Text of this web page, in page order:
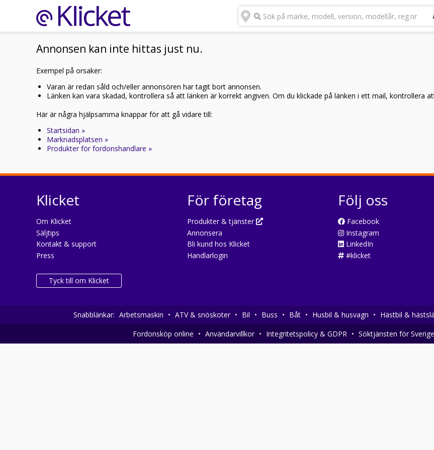
Sök på märke, modell, version, modellår, reg.nr
Annonsen kan inte hittas just nu.
Exempel på orsaker:
Varan är redan såld och/eller annonsören har tagit bort annonsen.
Länken kan vara skadad, kontrollera så att länken är korrekt angiven. Om du klickade på länken i ett mail, kontrollera
Här är några hjälpsamma knappar för att gå vidare till:
Startsidan »
Marknadsplatsen »
Produkter för fordonshandlare »
Klicket
Om Klicket
Säljtips
Kontakt & support
Press
Tyck till om Klicket
För företag
Produkter & tjänster
Annonsera
Bli kund hos Klicket
Handlarlogin
Följ oss
Facebook
Instagram
LinkedIn
#klicket
Snabblänkar: Arbetsmaskin • ATV & snöskoter • Bil • Buss • Båt • Husbil & husvagn • Hästbil &
Fordonsköp online • Användarvillkor • Integritetspolicy & GDPR • Söktjänsten för